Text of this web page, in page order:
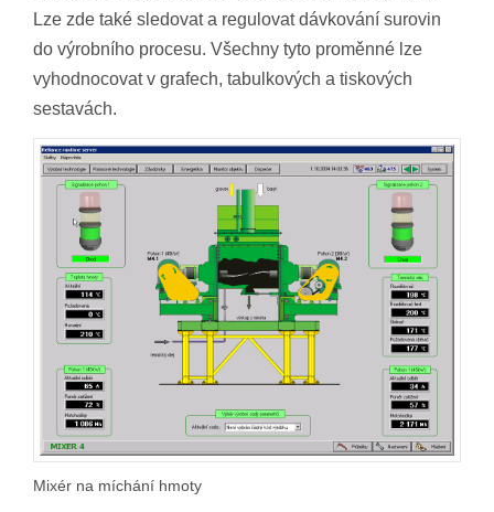
Lze zde také sledovat a regulovat dávkování surovin
do výrobního procesu. Všechny tyto proměnné lze
vyhodnocovat v grafech, tabulkových a tiskových
sestavách.
Mixér na míchání hmoty